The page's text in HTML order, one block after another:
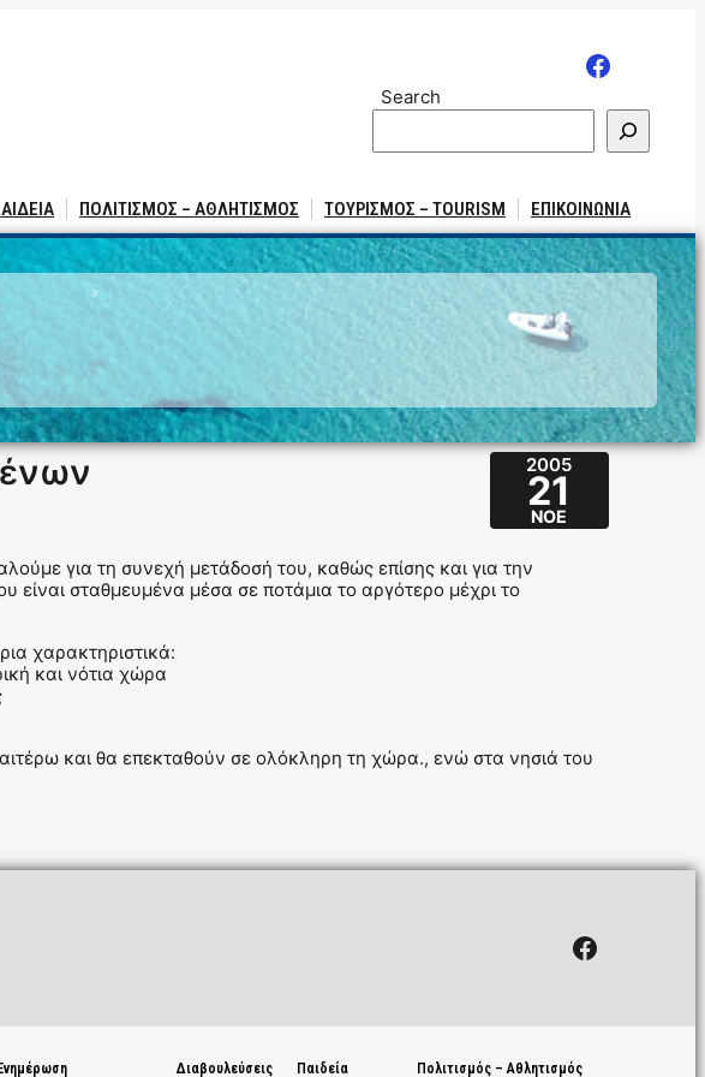
Search
ΠΟΛΙΤΙΣΜΟΣ – ΑΘΛΗΤΙΣΜΟΣ ΤΟΥΡΙΣΜΟΣ – TOURISM ΕΠΙΚΟΙΝΩΝΙΑ
2005
21
ΝΟΈ
για τη συνεχή μετάδοσή του, καθώς επίσης και για την
σταθμευμένα μέσα σε ποτάμια το αργότερο μέχρι το
χαρακτηριστικά:
και νότια χώρα
και θα επεκταθούν σε ολόκληρη τη χώρα., ενώ στα νησιά του
Facebook
Διαβουλεύσεις Παιδεία Πολιτισμός – Αθλητισμός